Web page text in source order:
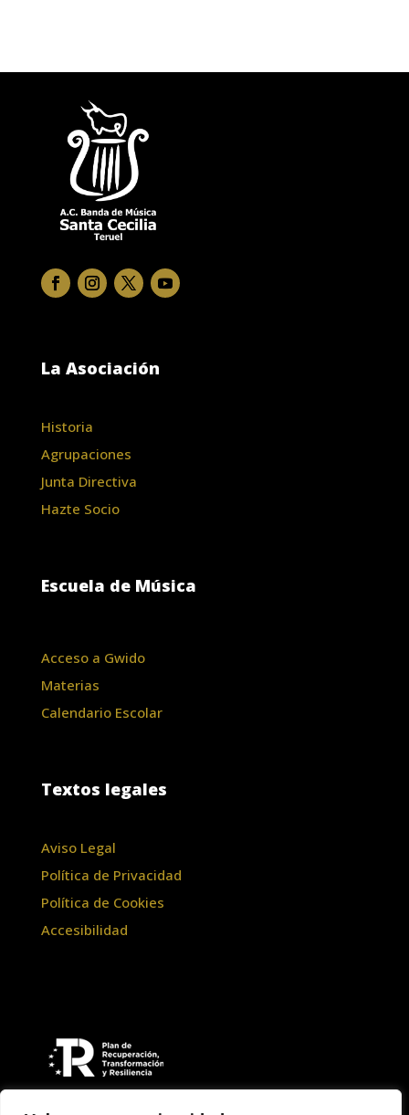
La Asociación
Historia
Agrupaciones
Junta Directiva
Hazte Socio
Escuela de Música
Acceso a Gwido
Materias
Calendario Escolar
Textos legales
Aviso Legal
Política de Privacidad
Política de Cookies
Accesibilidad